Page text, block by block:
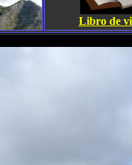
Libro de